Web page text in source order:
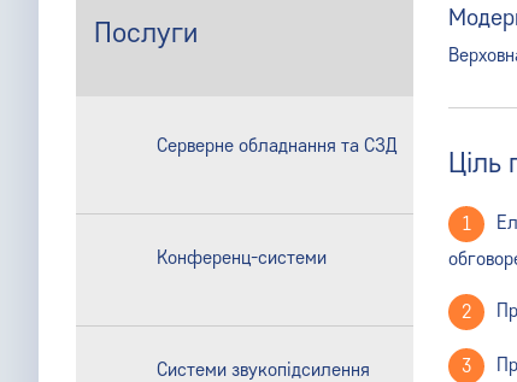
Послуги
Серверне обладнання та СЗД
Конференц-системи
Системи звукопідсилення
Ціль